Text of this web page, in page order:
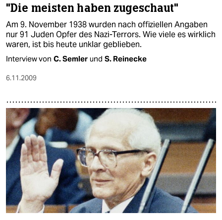
"Die meisten haben zugeschaut"
Am 9. November 1938 wurden nach offiziellen Angaben
nur 91 Juden Opfer des Nazi-Terrors. Wie viele es wirklich
waren, ist bis heute unklar geblieben.
Interview von C. Semler und S. Reinecke
6.11.2009